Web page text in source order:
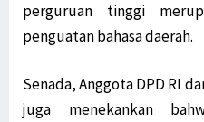
perguruan tinggi
penguatan bahasa daerah.
Senada, Anggota DPD RI
juga menekankan